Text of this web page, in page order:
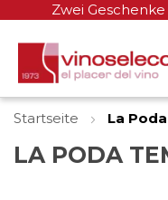
Zwei
Startseite La
LA PODA